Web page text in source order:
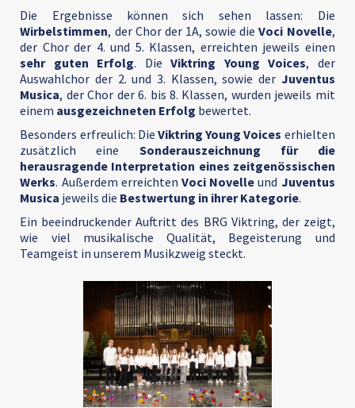
Die Ergebnisse können sich sehen lassen: Die
Wirbelstimmen, der Chor der 1A, sowie dieVoci Novelle,
der Chor der 4. und 5. Klassen, erreichten jeweils einen
sehr guten Erfolg. DieViktring Young Voices, der
Auswahlchor der 2. und 3. Klassen, sowie der Juventus
Musica, der Chor der 6. bis 8. Klassen, wurden jeweils mit
einem ausgezeichneten Erfolg bewertet.
Besonders erfreulich: Die Viktring Young Voices erhielten
zusätzlich eine Sonderauszeichnung für die
herausragende Interpretation eines zeitgenössischen
Werks. Außerdem erreichten Voci Novelle und Juventus
Musica jeweils die Bestwertung in ihrer Kategorie.
Ein beeindruckender Auftritt des BRG Viktring, der zeigt,
wie viel musikalische Qualität, Begeisterung und
Teamgeist in unserem Musikzweig steckt.